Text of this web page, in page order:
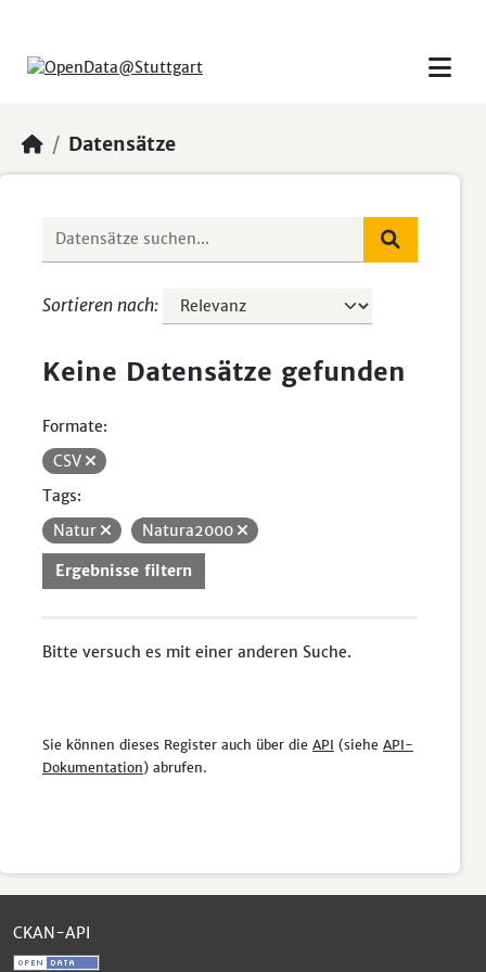
Datensätze
Sortieren nach
Keine Datensätze gefunden
Formate:
CSV
Tags:
Natur
Natura2000
Ergebnisse filtern
Bitte versuch es mit einer anderen Suche.
Sie können dieses Register auch über die API (siehe API-
Dokumentation) abrufen.
CKAN-API